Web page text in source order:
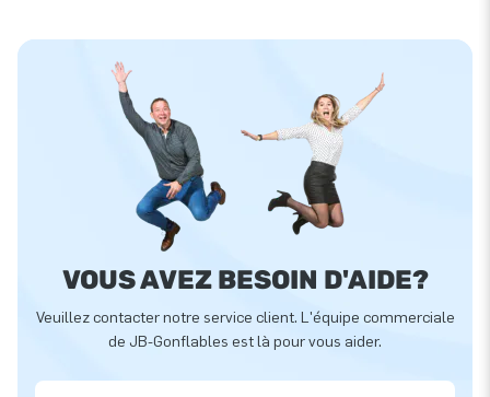
VOUS AVEZ BESOIN D'AIDE?
Veuillez contacter notre service client. L'équipe commerciale
de JB-Gonflables est là pour vous aider.